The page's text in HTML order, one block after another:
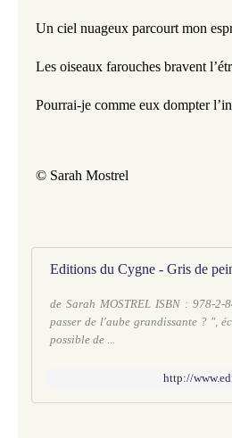
Un ciel nuageux parcourt mon
Les oiseaux farouches bravent
Pourrai-je comme eux dompter
© Sarah Mostrel
Editions du Cygne - Gris de
de Sarah MOSTREL ISBN : 978-
passer de l'aube grandissante ? ",
possible de ...
http://